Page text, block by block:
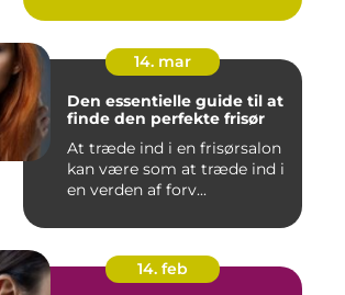
14. mar
Den essentielle guide til at
finde den perfekte frisør
At træde ind i en frisørsalon
kan være som at træde ind i
en verden af forv...
14. feb